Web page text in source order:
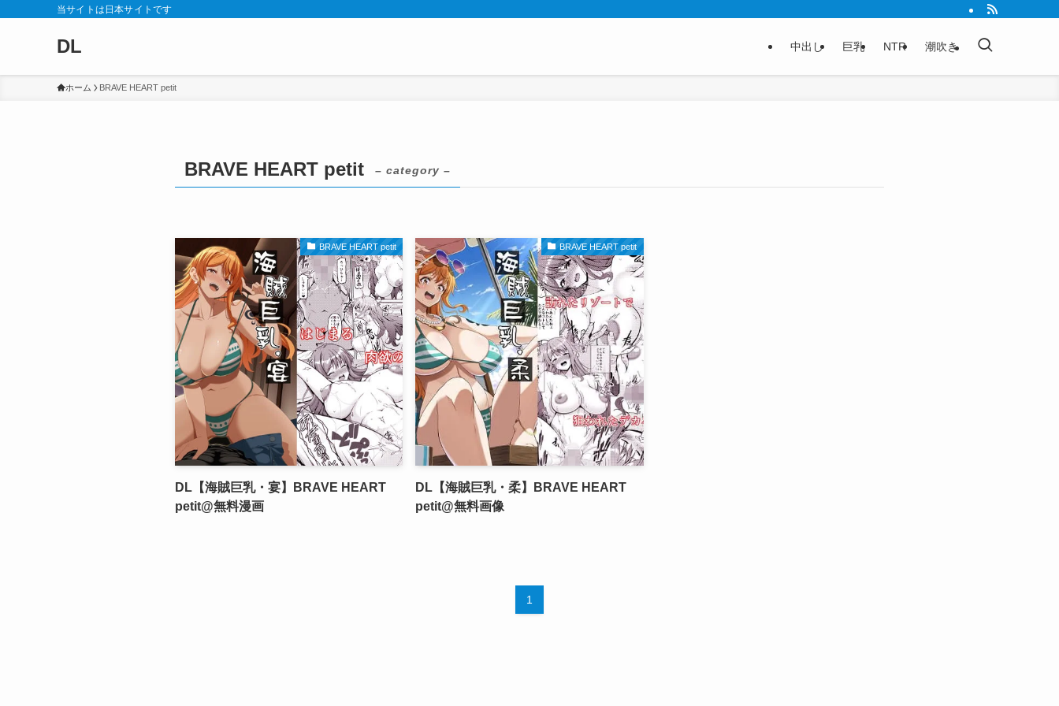
当サイトは日本サイトです
DL 中出し 巨乳 NTR 潮吹き
ホーム BRAVE HEART petit
BRAVE HEART petit – category –
BRAVE HEART petit
DL【海賊巨乳・宴】BRAVE HEART
petit@無料漫画
BRAVE HEART petit
DL【海賊巨乳・柔】BRAVE HEART
petit@無料画像
1